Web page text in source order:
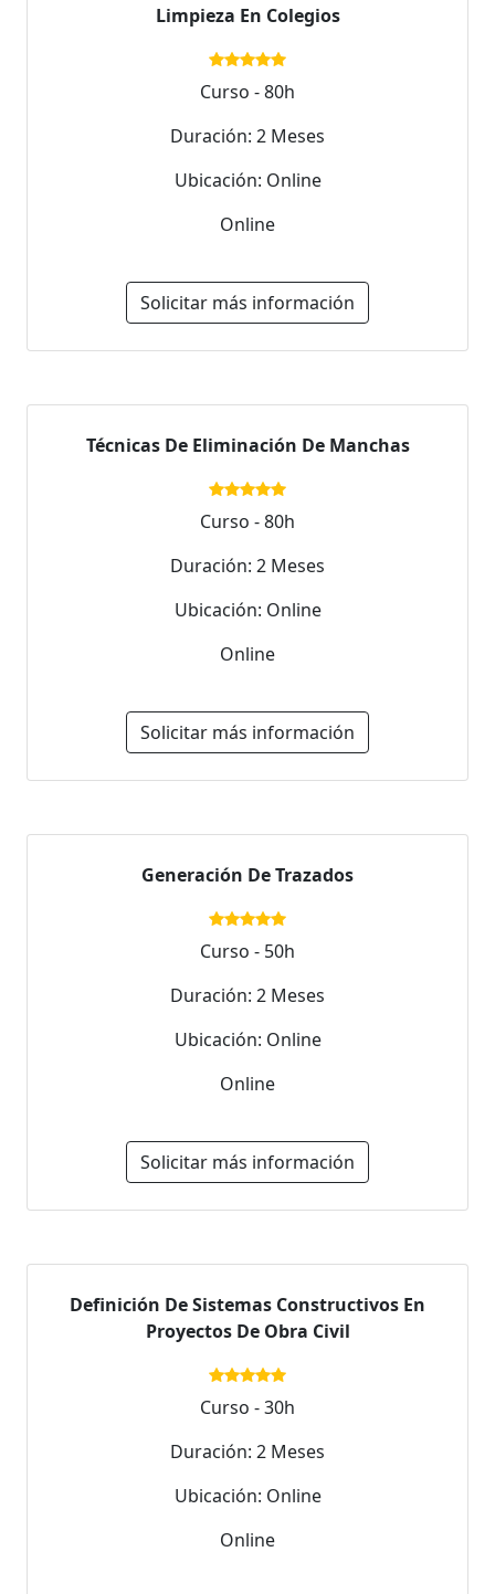
Limpieza En Colegios
Curso - 80h
Duración: 2 Meses
Ubicación: Online
Online
Solicitar más información
Técnicas De Eliminación De Manchas
Curso - 80h
Duración: 2 Meses
Ubicación: Online
Online
Solicitar más información
Generación De Trazados
Curso - 50h
Duración: 2 Meses
Ubicación: Online
Online
Solicitar más información
Definición De Sistemas Constructivos En
Proyectos De Obra Civil
Curso - 30h
Duración: 2 Meses
Ubicación: Online
Online